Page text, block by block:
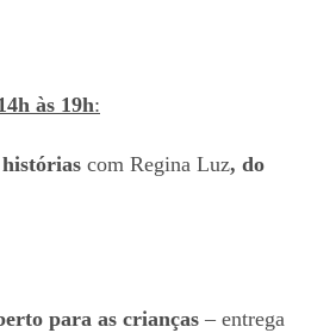
às 19h:
com Regina Luz, do
para as crianças – entrega